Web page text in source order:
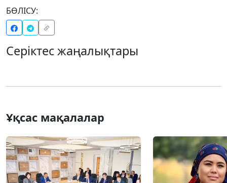
БӨЛІСУ:
Серіктес жаңалықтары
Ұқсас мақалалар